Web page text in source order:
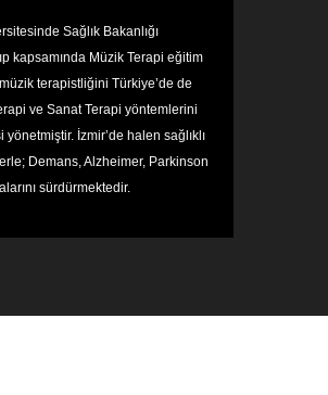
Sağlık Bakanlığı
kapsamında Müzik Terapi eğitim
terapistliğini Türkiye’de de
ve Sanat Terapi yöntemlerini
İzmir’de halen sağlıklı
Demans, Alzheimer, Parkinson
sürdürmektedir.